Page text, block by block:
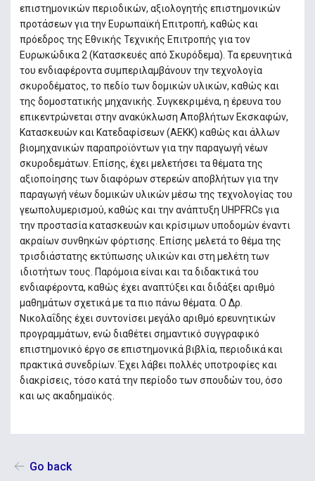
επιστημονικών περιοδικών, αξιολογητής επιστημονικών
προτάσεων για την Ευρωπαϊκή Επιτροπή, καθώς και
πρόεδρος της Εθνικής Τεχνικής Επιτροπής για τον
Ευρωκώδικα 2 (Κατασκευές από Σκυρόδεμα). Τα ερευνητικά
του ενδιαφέροντα συμπεριλαμβάνουν την τεχνολογία
σκυροδέματος, το πεδίο των δομικών υλικών, καθώς και
της δομοστατικής μηχανικής. Συγκεκριμένα, η έρευνα του
επικεντρώνεται στην ανακύκλωση Αποβλήτων Εκσκαφών,
Κατασκευών και Κατεδαφίσεων (ΑΕΚΚ) καθώς και άλλων
βιομηχανικών παραπροϊόντων για την παραγωγή νέων
σκυροδεμάτων. Επίσης, έχει μελετήσει τα θέματα της
αξιοποίησης των διαφόρων στερεών αποβλήτων για την
παραγωγή νέων δομικών υλικών μέσω της τεχνολογίας του
γεωπολυμερισμού, καθώς και την ανάπτυξη UHPFRCs για
την προστασία κατασκευών και κρίσιμων υποδομών έναντι
ακραίων συνθηκών φόρτισης. Επίσης μελετά το θέμα της
τρισδιάστατης εκτύπωσης υλικών και στη μελέτη των
ιδιοτήτων τους. Παρόμοια είναι και τα διδακτικά του
ενδιαφέροντα, καθώς έχει αναπτύξει και διδάξει αριθμό
μαθημάτων σχετικά με τα πιο πάνω θέματα. Ο Δρ.
Νικολαΐδης έχει συντονίσει μεγάλο αριθμό ερευνητικών
προγραμμάτων, ενώ διαθέτει σημαντικό συγγραφικό
επιστημονικό έργο σε επιστημονικά βιβλία, περιοδικά και
πρακτικά συνεδρίων. Έχει λάβει πολλές υποτροφίες και
διακρίσεις, τόσο κατά την περίοδο των σπουδών του, όσο
και ως ακαδημαϊκός.
Go back